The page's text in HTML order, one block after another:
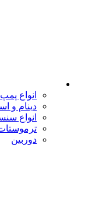
انواع
دینام و
انواع
دوربین